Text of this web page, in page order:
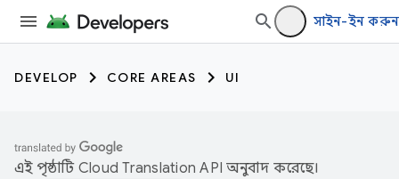
সাইন-ইন করুন
DEVELOP CORE AREAS UI
এই পৃষ্ঠাটি Cloud Translation API অনুবাদ করেছে।